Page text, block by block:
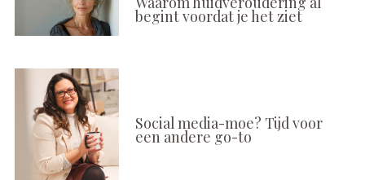
begint voordat je het ziet
Social media-moe? Tijd voor
een andere go-to